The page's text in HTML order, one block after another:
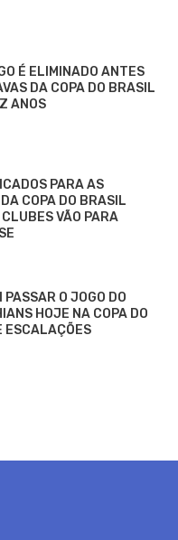
É ELIMINADO ANTES
DA COPA DO BRASIL
ANOS
PARA AS
COPA DO BRASIL
VÃO PARA
PASSAR O JOGO DO
HOJE NA COPA DO
ESCALAÇÕES